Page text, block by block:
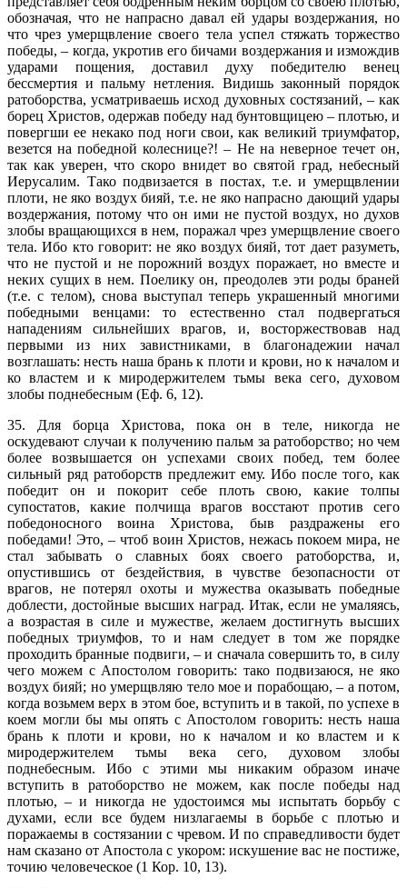
обозначая, что не напрасно давал ей удары воздержания, но
что чрез умерщвление своего тела успел стяжать торжество
победы, – когда, укротив его бичами воздержания и измождив
ударами пощения, доставил духу победителю венец
бессмертия и пальму нетления. Видишь законный порядок
ратоборства, усматриваешь исход духовных состязаний, – как
борец Христов, одержав победу над бунтовщицею – плотью, и
повергши ее некако под ноги свои, как великий триумфатор,
везется на победной колеснице?! – Не на неверное течет он,
так как уверен, что скоро внидет во святой град, небесный
Иерусалим. Тако подвизается в постах, т.е. и умерщвлении
плоти, не яко воздух бияй, т.е. не яко напрасно дающий удары
воздержания, потому что он ими не пустой воздух, но духов
злобы вращающихся в нем, поражал чрез умерщвление своего
тела. Ибо кто говорит: не яко воздух бияй, тот дает разуметь,
что не пустой и не порожний воздух поражает, но вместе и
неких сущих в нем. Поелику он, преодолев эти роды браней
(т.е. с телом), снова выступал теперь украшенный многими
победными венцами: то естественно стал подвергаться
нападениям сильнейших врагов, и, восторжествовав над
первыми из них завистниками, в благонадежии начал
возглашать: несть наша брань к плоти и крови, но к началом и
ко властем и к миродержителем тьмы века сего, духовом
злобы поднебесным (Еф. 6, 12).
35. Для борца Христова, пока он в теле, никогда не
оскудевают случаи к получению пальм за ратоборство; но чем
более возвышается он успехами своих побед, тем более
сильный ряд ратоборств предлежит ему. Ибо после того, как
победит он и покорит себе плоть свою, какие толпы
супостатов, какие полчища врагов восстают против сего
победоносного воина Христова, быв раздражены его
победами! Это, – чтоб воин Христов, нежась покоем мира, не
стал забывать о славных боях своего ратоборства, и,
опустившись от бездействия, в чувстве безопасности от
врагов, не потерял охоты и мужества оказывать победные
доблести, достойные высших наград. Итак, если не умаляясь,
а возрастая в силе и мужестве, желаем достигнуть высших
победных триумфов, то и нам следует в том же порядке
проходить бранные подвиги, – и сначала совершить то, в силу
чего можем с Апостолом говорить: тако подвизаюся, не яко
воздух бияй; но умерщвляю тело мое и порабощаю, – а потом,
когда возьмем верх в этом бое, вступить и в такой, по успехе в
коем могли бы мы опять с Апостолом говорить: несть наша
брань к плоти и крови, но к началом и ко властем и к
миродержителем тьмы века сего, духовом злобы
поднебесным. Ибо с этими мы никаким образом иначе
вступить в ратоборство не можем, как после победы над
плотью, – и никогда не удостоимся мы испытать борьбу с
духами, если все будем низлагаемы в борьбе с плотью и
поражаемы в состязании с чревом. И по справедливости будет
нам сказано от Апостола с укором: искушение вас не постиже,
точию человеческое (1 Кор. 10, 13).